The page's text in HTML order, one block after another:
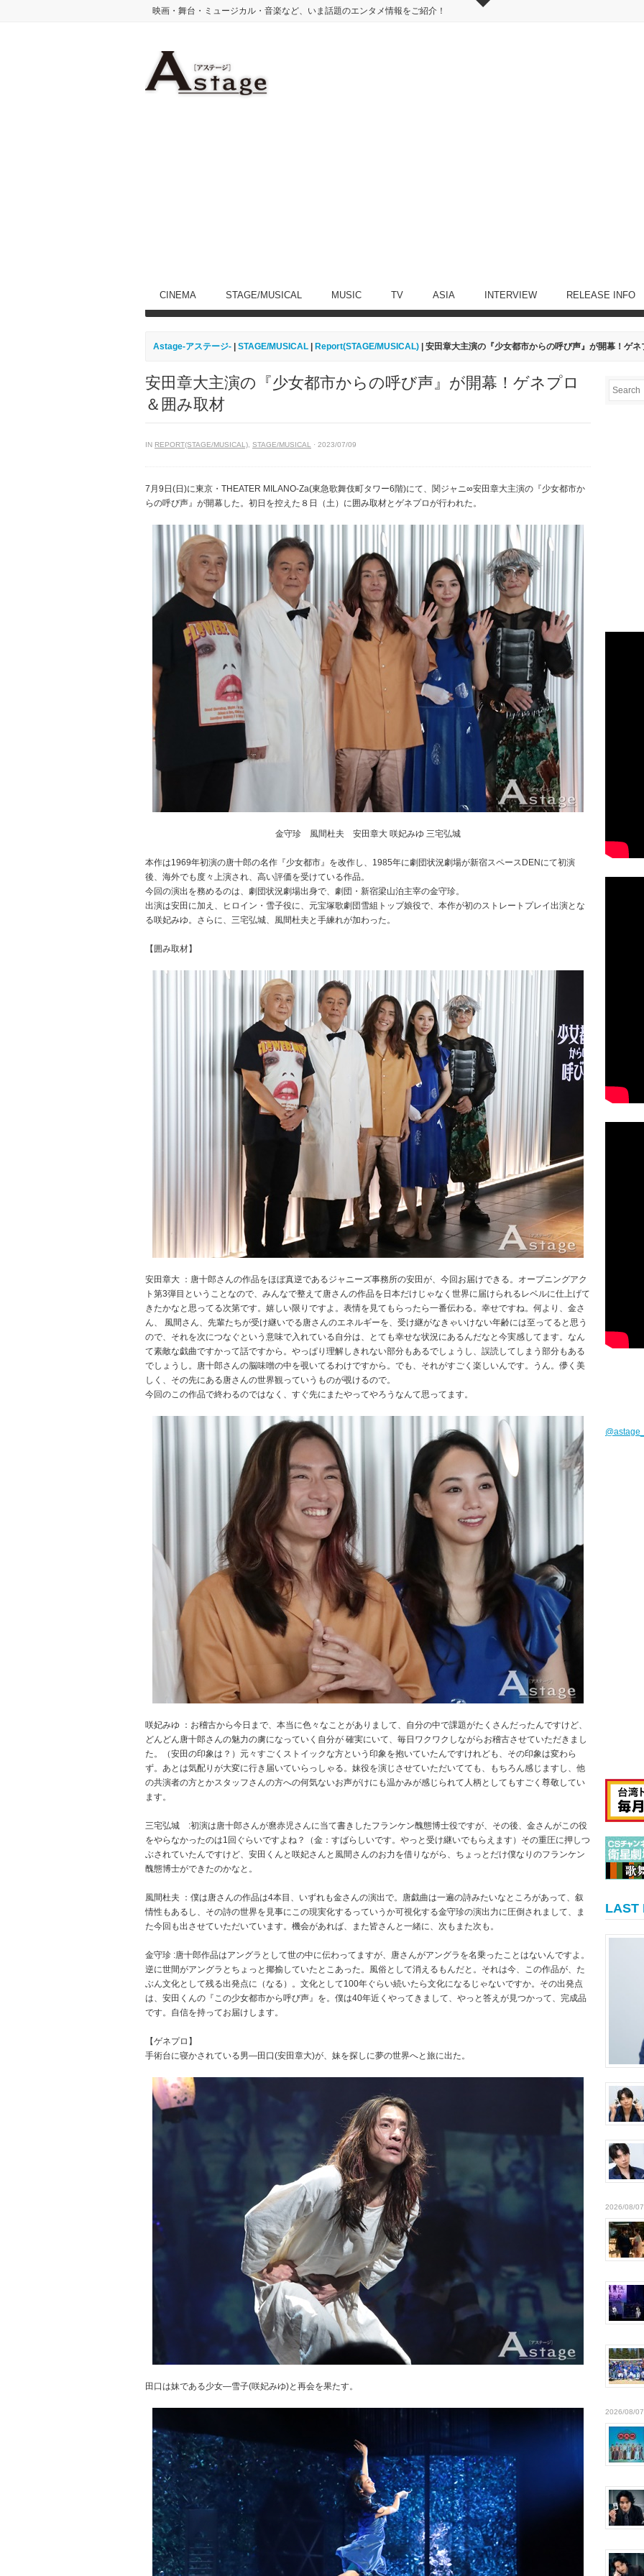
映画・舞台・ミュージカル・音楽など、いま話題のエンタメ情報をご紹介！
CINEMA STAGE/MUSICAL MUSIC TV ASIA INTERVIEW RELEASE INFO
Astage-アステージ- STAGE/MUSICAL Report(STAGE/MUSICAL) | 安田章大主演の『少女都市からの呼び声』が開幕！ゲ
安田章大主演の『少女都市からの呼び声』が開幕！ゲネプロ
＆囲み取材
IN REPORT(STAGE/MUSICAL) STAGE/MUSICAL · 2023/07/09
7月9日(日)に東京・THEATER MILANO-Za(東急歌舞伎町タワー6階)にて、関ジャニ∞安田章大主演の『少女都市か
らの呼び声』が開幕した。初日を控えた８日（土）に囲み取材とゲネプロが行われた。
金守珍 風間杜夫 安田章大 咲妃みゆ 三宅弘城
本作は1969年初演の唐十郎の名作『少女都市』を改作し、1985年に劇団状況劇場が新宿スペースDENにて初演
後、海外でも度々上演され、高い評価を受けている作品。
今回の演出を務めるのは、劇団状況劇場出身で、劇団・新宿梁山泊主宰の金守珍。
出演は安田に加え、ヒロイン・雪子役に、元宝塚歌劇団雪組トップ娘役で、本作が初のストレートプレイ出演とな
る咲妃みゆ。さらに、三宅弘城、風間杜夫と手練れが加わった。
【囲み取材】
安田章大 ：唐十郎さんの作品をほぼ真逆であるジャニーズ事務所の安田が、今回お届けできる。オープニングアク
ト第3弾目ということなので、みんなで整えて唐さんの作品を日本だけじゃなく世界に届けられるレベルに仕上げて
きたかなと思ってる次第です。嬉しい限りですよ。表情を見てもらったら一番伝わる。幸せですね。何より、金さ
ん、 風間さん、先輩たちが受け継いでる唐さんのエネルギーを、受け継がなきゃいけない年齢には至ってると思う
ので、それを次につなぐという意味で入れている自分は、とても幸せな状況にあるんだなと今実感してます。なん
て素敵な戯曲ですかって話ですから。やっぱり理解しきれない部分もあるでしょうし、誤読してしまう部分もある
でしょうし。唐十郎さんの脳味噌の中を覗いてるわけですから。でも、それがすごく楽しいんです。うん。儚く美
しく、その先にある唐さんの世界観っていうものが覗けるので。
今回のこの作品で終わるのではなく、すぐ先にまたやってやろうなんて思ってます。
咲妃みゆ ：お稽古から今日まで、本当に色々なことがありまして、自分の中で課題がたくさんだったんですけど、
どんどん唐十郎さんの魅力の虜になっていく自分が 確実にいて、毎日ワクワクしながらお稽古させていただきまし
た。（安田の印象は？）元々すごくストイックな方という印象を抱いていたんですけれども、その印象は変わら
ず。あとは気配りが大変に行き届いていらっしゃる。妹役を演じさせていただいてても、もちろん感じますし、他
の共演者の方とかスタッフさんの方への何気ないお声がけにも温かみが感じられて人柄としてもすごく尊敬してい
ます。
三宅弘城 :初演は唐十郎さんが麿赤児さんに当て書きしたフランケン醜態博士役ですが、その後、金さんがこの役
をやらなかったのは1回ぐらいですよね？（金：すばらしいです。やっと受け継いでもらえます）その重圧に押しつ
ぶされていたんですけど、安田くんと咲妃さんと風間さんのお力を借りながら、ちょっとだけ僕なりのフランケン
醜態博士ができたのかなと。
風間杜夫 ：僕は唐さんの作品は4本目、いずれも金さんの演出で。唐戯曲は一遍の詩みたいなところがあって、叙
情性もあるし、その詩の世界を見事にこの現実化するっていうか可視化する金守珍の演出力に圧倒されまして、ま
た今回も出させていただいています。機会があれば、また皆さんと一緒に、次もまた次も。
金守珍 :唐十郎作品はアングラとして世の中に伝わってますが、唐さんがアングラを名乗ったことはないんですよ。
逆に世間がアングラとちょっと揶揄していたとこあった。風俗として消えるもんだと。それは今、この作品が、た
ぶん文化として残る出発点に（なる）。文化として100年ぐらい続いたら文化になるじゃないですか。その出発点
は、安田くんの『この少女都市から呼び声』を。僕は40年近くやってきまして、やっと答えが見つかって、完成品
です。自信を持ってお届けします。
【ゲネプロ】
手術台に寝かされている男―田口(安田章大)が、妹を探しに夢の世界へと旅に出た。
田口は妹である少女―雪子(咲妃みゆ)と再会を果たす。
LAST
2026/08/07
2026/08/07